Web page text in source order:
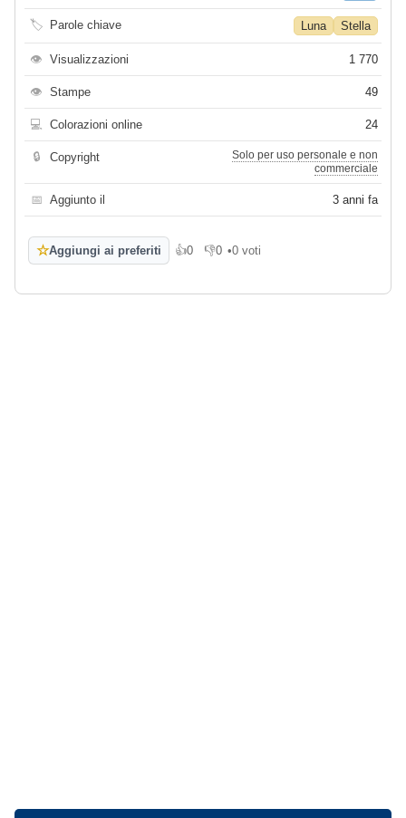
🏷 Parole chiave Luna Stella
👁 Visualizzazioni 1 770
👁 Stampe 49
💻 Colorazioni online 24
🔒 Copyright
Solo per uso personale e non
commerciale
📅 Aggiunto il 3 anni fa
☆Aggiungi ai preferiti 👍0
Mi piace
👎0
Non mi piace
•0 voti